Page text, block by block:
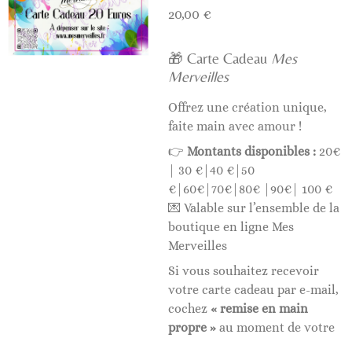
20,00 €
🎁 Carte Cadeau Mes
Merveilles
Offrez une création unique,
faite main avec amour !
👉 Montants disponibles : 20€
| 30 €|40 €|50
€|60€|70€|80€ |90€| 100 €
💌 Valable sur l’ensemble de la
boutique en ligne Mes
Merveilles
Si vous souhaitez recevoir
votre carte cadeau par e-mail,
cochez « remise en main
propre » au moment de votre